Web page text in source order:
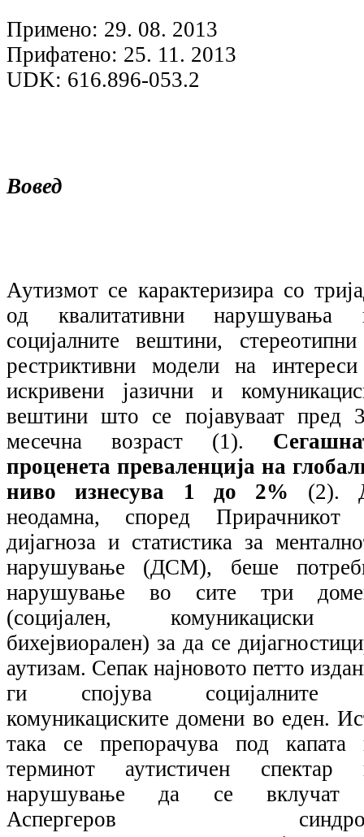
Примено: 29. 08. 2013
Прифатено: 25. 11. 2013
UDK: 616.896-053.2
Вовед
Аутизмот се карактеризира со
од квалитативни нарушувања
социјалните вештини,
рестриктивни модели на
искривени јазични и
вештини што се појавуваат пред
месечна возраст (1).
проценета преваленција на
ниво изнесува 1 до 2% (2).
неодамна, според Прирачникот
дијагноза и статистика за
нарушување (ДСМ), беше
нарушување во сите три
(социјален,
бихејвиорален) за да се
аутизам. Сепак најновото петто
ги спојува социјалните
комуникациските домени во еден.
така се препорачува под капата
терминот аутистичен спектар
нарушување да се
Аспергеров